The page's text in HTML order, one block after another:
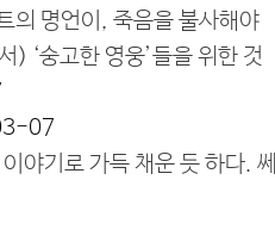
의 명언이, 죽음을 불사해야
) ‘숭고한 영웅’들을 위한 것
07
야기로 가득 채운 듯 하다. 쎄